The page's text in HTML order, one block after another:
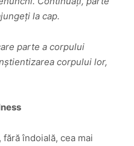
la cap.
parte a corpului
corpului lor,
îndoială, cea mai